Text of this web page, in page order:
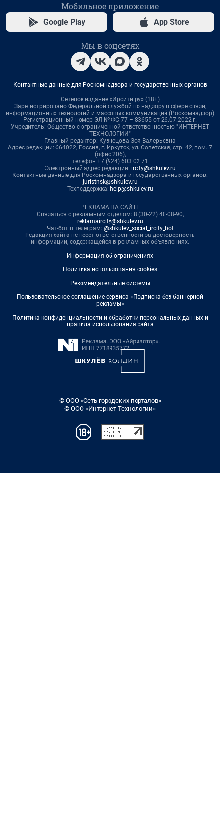
Мобильное приложение
Google Play App Store
Мы в соцсетях
Контактные данные для Роскомнадзора и государственных органов
Сетевое издание «Ирсити.ру» (18+)
Зарегистрировано Федеральной службой по надзору в сфере связи,
информационных технологий и массовых коммуникаций (Роскомнадзор)
Регистрационный номер ЭЛ № ФС 77 – 83655 от 26.07.2022 г.
Учредитель: Общество с ограниченной ответственностью "ИНТЕРНЕТ
ТЕХНОЛОГИИ"
Главный редактор: Кузнецова Зоя Валерьевна
Адрес редакции: 664022, Россия, г. Иркутск, ул. Советская, стр. 42, пом. 7
(офис 206),
телефон +7 (924) 603 02 71
Электронный адрес редакции: ircity@shkulev.ru
Контактные данные для Роскомнадзора и государственных органов:
juristnsk@shkulev.ru
Техподдержка: help@shkulev.ru
РЕКЛАМА НА САЙТЕ
Связаться с рекламным отделом: 8 (30-22) 40-08-90,
reklamaircity@shkulev.ru
Чат-бот в телеграм: @shkulev_social_ircity_bot
Редакция сайта не несет ответственности за достоверность
информации, содержащейся в рекламных объявлениях.
Информация об ограничениях
Политика использования cookies
Рекомендательные системы
Пользовательское соглашение сервиса «Подписка без баннерной
рекламы»
Политика конфиденциальности и обработки персональных данных и
правила использования сайта
© ООО «Сеть городских порталов»
© ООО «Интернет Технологии»